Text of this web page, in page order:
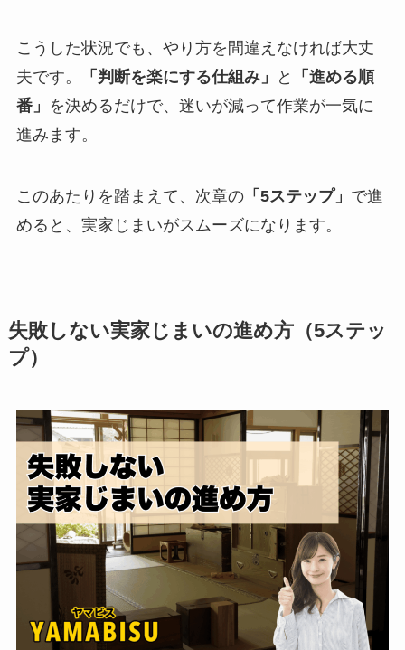
こうした状況でも、やり方を間違えなければ大丈
夫です。
「判断を楽にする仕組み」 と
「進める順
番」 を決めるだけで、迷いが減って作業が一気に
進みます。
このあたりを踏まえて、次章の「5ステップ」 で進
めると、実家じまいがスムーズになります。
失敗しない実家じまいの進め方（5ステッ
プ）